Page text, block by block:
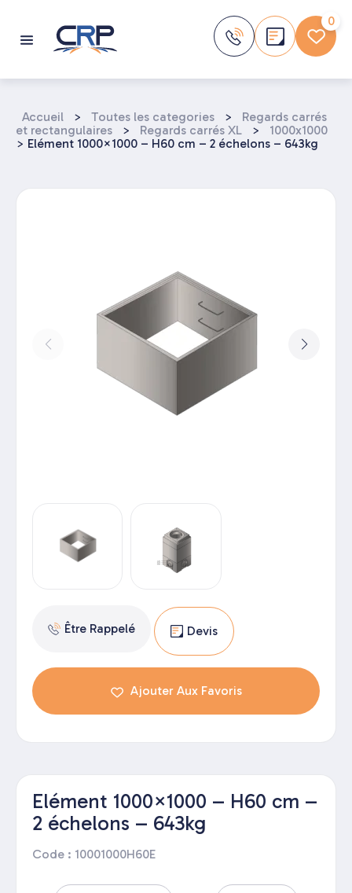
contenu
0
Accueil > Toutes les categories >
Regards carrés
et rectangulaires
> Regards carrés XL >
1000x1000
> Elément 1000×1000 – H60 cm – 2 échelons – 643kg
Être Rappelé Devis
Ajouter Aux Favoris
Elément 1000×1000 – H60 cm –
2 échelons – 643kg
Code : 10001000H60E